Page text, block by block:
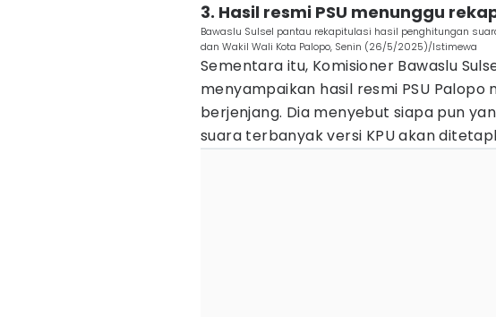
3. Hasil resmi PSU menunggu
Bawaslu Sulsel pantau rekapitulasi hasil penghitungan
dan Wakil Wali Kota Palopo, Senin (26/5/2025)/Istimewa
Sementara itu, Komisioner Bawaslu
menyampaikan hasil resmi PSU Palopo
berjenjang. Dia menyebut siapa pun
suara terbanyak versi KPU akan